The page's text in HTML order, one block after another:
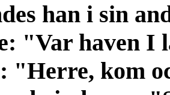
han i sin
"Var haven I
"Herre, kom